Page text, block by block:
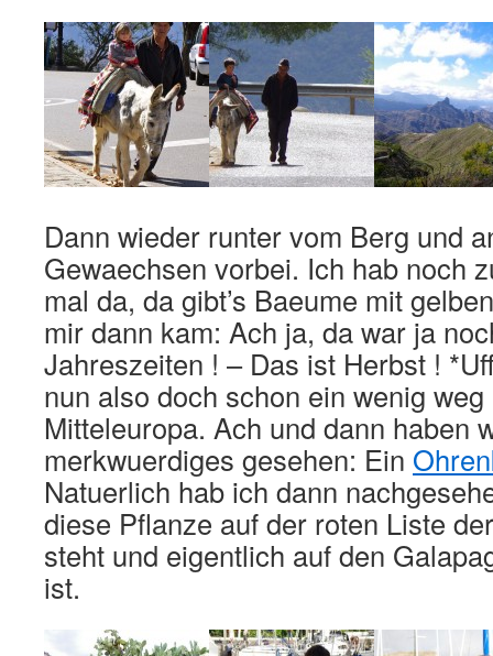
Dann wieder runter vom Berg und
Gewaechsen vorbei. Ich hab noch
mal da, da gibt’s Baeume mit
mir dann kam: Ach ja, da war ja
Jahreszeiten ! – Das ist Herbst !
nun also doch schon ein wenig
Mitteleuropa. Ach und dann haben
merkwuerdiges gesehen: Ein
Natuerlich hab ich dann
diese Pflanze auf der roten Liste
steht und eigentlich auf den
ist.